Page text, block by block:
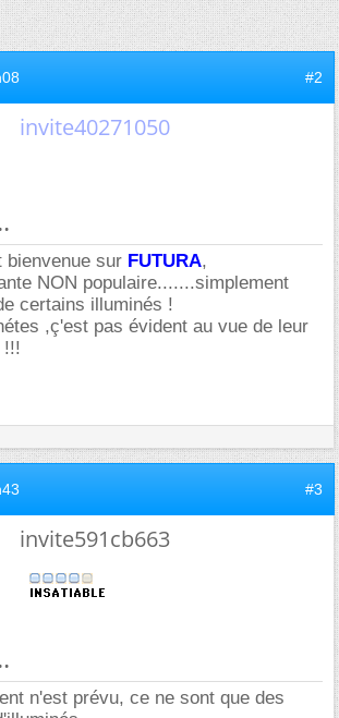
#2
invite40271050
bienvenue sur FUTURA,
NON populaire.......simplement
certains illuminés !
,ç'est pas évident au vue de leur
!!!
#3
invite591cb663
n'est prévu, ce ne sont que des